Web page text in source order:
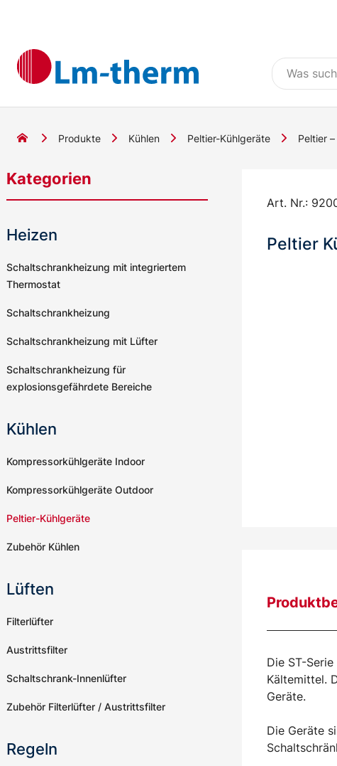
Produkte Kühlen Peltier-Kühlgeräte Peltier
Art. Nr.:
Peltier
Die ST-
Kältemittel.
Geräte.
Die Geräte
Kategorien
Heizen
Schaltschrankheizung mit integriertem
Thermostat
Schaltschrankheizung
Schaltschrankheizung mit Lüfter
Schaltschrankheizung für
explosionsgefährdete Bereiche
Kühlen
Kompressorkühlgeräte Indoor
Kompressorkühlgeräte Outdoor
Peltier-Kühlgeräte
Zubehör Kühlen
Lüften
Filterlüfter
Austrittsfilter
Schaltschrank-Innenlüfter
Zubehör Filterlüfter / Austrittsfilter
Regeln